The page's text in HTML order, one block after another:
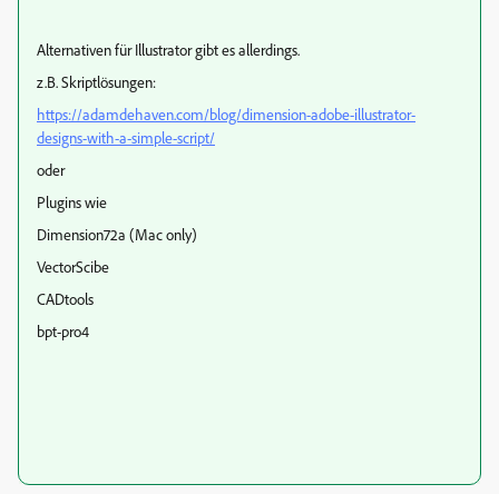
Alternativen für Illustrator gibt es allerdings.
z.B. Skriptlösungen:
https://adamdehaven.com/blog/dimension-adobe-illustrator-
designs-with-a-simple-script/
oder
Plugins wie
Dimension72a (Mac only)
VectorScibe
CADtools
bpt-pro4